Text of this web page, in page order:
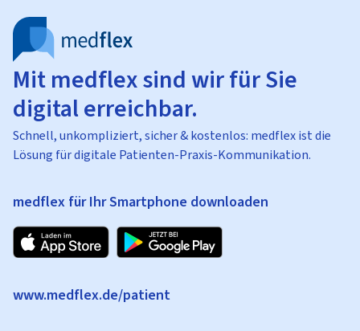
Mit medflex sind wir für Sie
digital erreichbar.
Schnell, unkompliziert, sicher & kostenlos: medflex ist die
Lösung für digitale Patienten-Praxis-Kommunikation.
medflex für Ihr Smartphone downloaden
www.medflex.de/patient